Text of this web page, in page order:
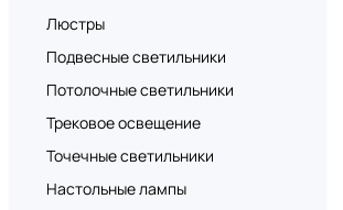
Люстры
Подвесные светильники
Потолочные светильники
Трековое освещение
Точечные светильники
Настольные лампы